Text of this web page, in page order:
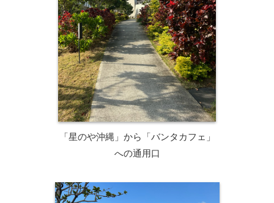
「星のや沖縄」から「バンタカフェ」
への通用口